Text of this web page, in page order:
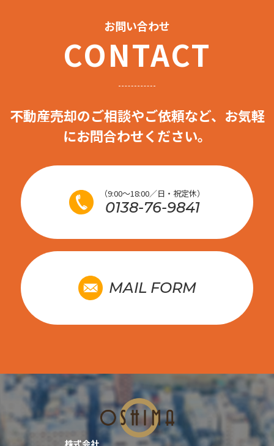
お問い合わせ
CONTACT
不動産売却のご相談やご依頼など、お気軽
にお問合わせください。
（9:00～18:00／日・祝定休）
0138-76-9841
MAIL FORM
株式会社